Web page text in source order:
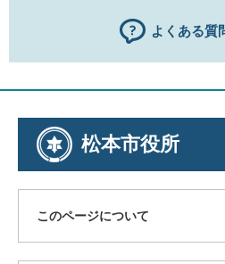
よくある質
松本市役所
このページについて